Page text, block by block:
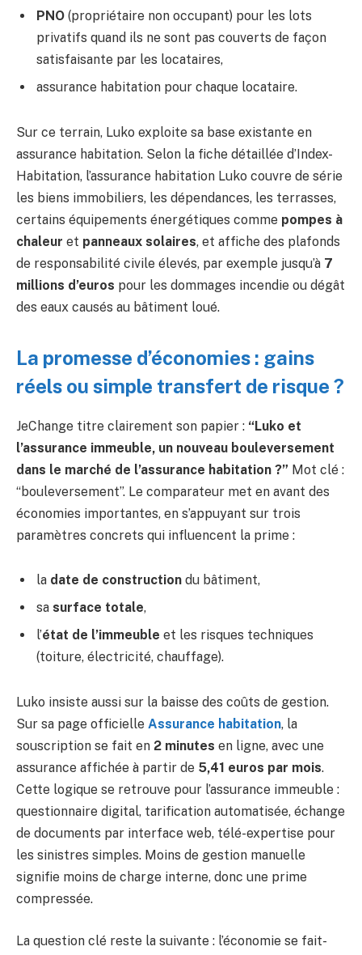
PNO (propriétaire non occupant) pour les lots
privatifs quand ils ne sont pas couverts de façon
satisfaisante par les locataires,
assurance habitation pour chaque locataire.
Sur ce terrain, Luko exploite sa base existante en
assurance habitation. Selon la fiche détaillée d’Index-
Habitation, l’assurance habitation Luko couvre de série
les biens immobiliers, les dépendances, les terrasses,
certains équipements énergétiques comme pompes à
chaleur et panneaux solaires, et affiche des plafonds
de responsabilité civile élevés, par exemple jusqu’à 7
millions d’euros pour les dommages incendie ou dégât
des eaux causés au bâtiment loué.
La promesse d’économies : gains
réels ou simple transfert de risque ?
JeChange titre clairement son papier : “Luko et
l’assurance immeuble, un nouveau bouleversement
dans le marché de l’assurance habitation ?” Mot clé :
“bouleversement”. Le comparateur met en avant des
économies importantes, en s’appuyant sur trois
paramètres concrets qui influencent la prime :
la date de construction du bâtiment,
sa surface totale,
l’état de l’immeuble et les risques techniques
(toiture, électricité, chauffage).
Luko insiste aussi sur la baisse des coûts de gestion.
Sur sa page officielle Assurance habitation, la
souscription se fait en 2 minutes en ligne, avec une
assurance affichée à partir de 5,41 euros par mois.
Cette logique se retrouve pour l’assurance immeuble :
questionnaire digital, tarification automatisée, échange
de documents par interface web, télé-expertise pour
les sinistres simples. Moins de gestion manuelle
signifie moins de charge interne, donc une prime
compressée.
La question clé reste la suivante : l’économie se fait-